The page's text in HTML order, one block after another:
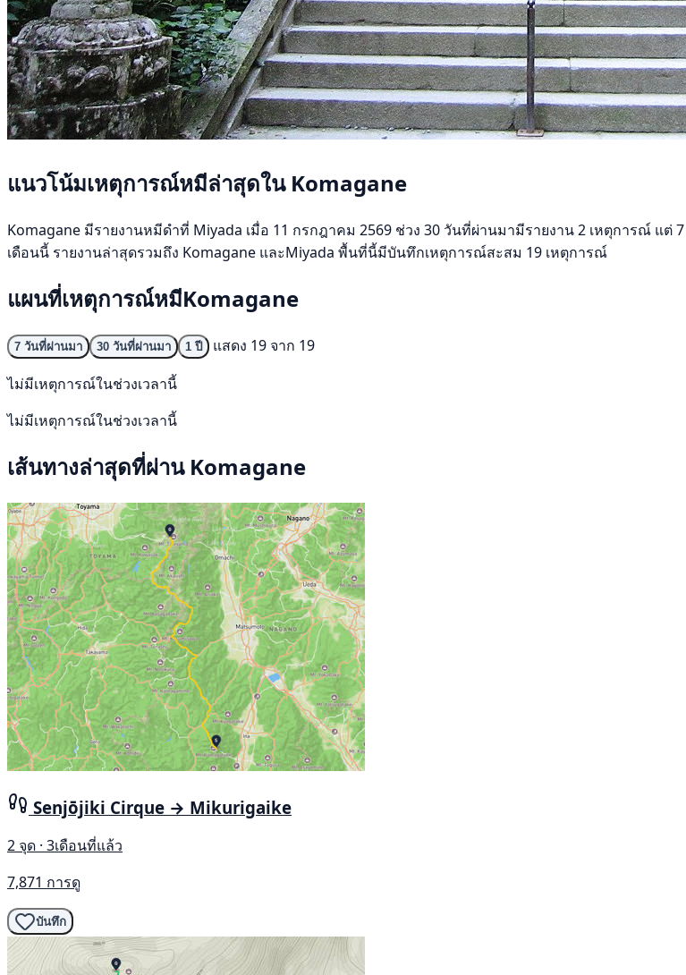
แนวโน้มเหตุการณ์หมีล่าสุดใน Komagane
Komagane มีรายงานหมีดำที่ Miyada เมื่อ 11 กรกฎาคม 2569 ช่วง 30 วันที่ผ่านมามีรายงาน 2 เหตุการณ์ แ
เดือนนี้ รายงานล่าสุดรวมถึง Komagane และMiyada พื้นที่นี้มีบันทึกเหตุการณ์สะสม 19 เหตุการณ์
แผนที่เหตุการณ์หมีKomagane
7 วันที่ผ่านมา 30 วันที่ผ่านมา 1 ปี
แสดง 19 จาก 19
ไม่มีเหตุการณ์ในช่วงเวลานี้
ไม่มีเหตุการณ์ในช่วงเวลานี้
เส้นทางล่าสุดที่ผ่าน Komagane
Senjōjiki Cirque → Mikurigaike
2 จุด · 3เดือนที่แล้ว
7,871 การดู
บันทึก